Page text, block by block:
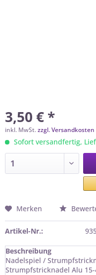
3,50 € *
inkl. MwSt.zzgl. Versandkosten
Sofort versandfertig,
Merken
Artikel-Nr.:
Beschreibung
Nadelspiel /
Strumpfstricknadel Alu 15-